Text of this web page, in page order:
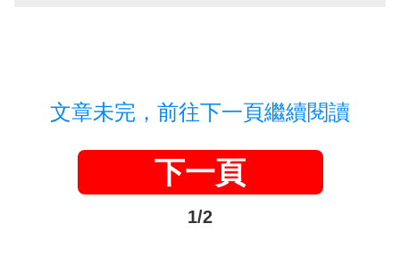
文章未完，前往下一頁繼續閱讀
下一頁
1/2